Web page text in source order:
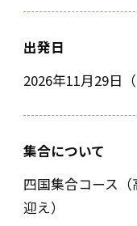
出発日
2026年11月29日（
集合について
四国集合コース
迎え）